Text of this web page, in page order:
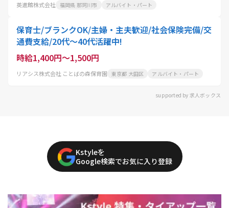
英進館株式会社 福岡県 那珂川市 アルバイト・パート
保育士/ブランクOK/主婦・主夫歓迎/社会保険完備/交
通費支給/20代～40代活躍中!
時給1,400円～1,500円
リアシス株式会社 ことばの森保育園 東京都 大田区 アルバイト・パート
supported by 求人ボックス
Kstyleを
Google検索でお気に入り登録